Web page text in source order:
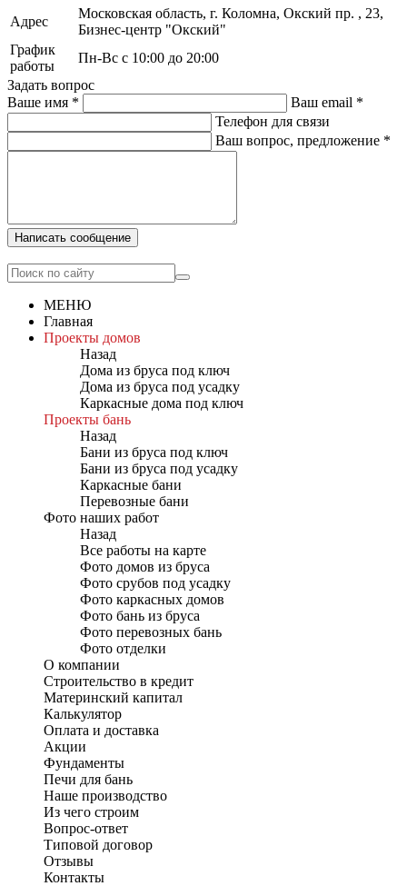
Адрес
Московская область, г. Коломна, Окский пр. , 23,
Бизнес-центр "Окский"
График
работы
Пн-Вс с 10:00 до 20:00
Задать вопрос
Ваше имя * Ваш email *
Телефон для связи
Ваш вопрос, предложение *
Написать сообщение
МЕНЮ
Главная
Проекты домов
Назад
Дома из бруса под ключ
Дома из бруса под усадку
Каркасные дома под ключ
Проекты бань
Назад
Бани из бруса под ключ
Бани из бруса под усадку
Каркасные бани
Перевозные бани
Фото наших работ
Назад
Все работы на карте
Фото домов из бруса
Фото срубов под усадку
Фото каркасных домов
Фото бань из бруса
Фото перевозных бань
Фото отделки
О компании
Строительство в кредит
Материнский капитал
Калькулятор
Оплата и доставка
Акции
Фундаменты
Печи для бань
Наше производство
Из чего строим
Вопрос-ответ
Типовой договор
Отзывы
Контакты